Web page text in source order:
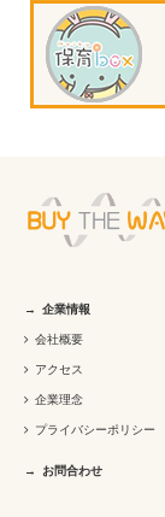
企業情報
会社概要
アクセス
企業理念
プライバシーポリシー
お問合わせ